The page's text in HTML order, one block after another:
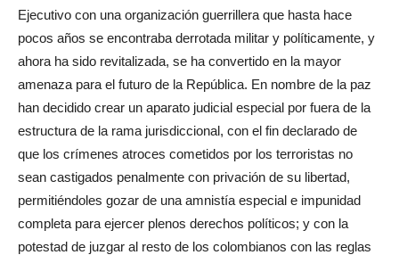
Ejecutivo con una organización guerrillera que hasta hace
pocos años se encontraba derrotada militar y políticamente, y
ahora ha sido revitalizada, se ha convertido en la mayor
amenaza para el futuro de la República. En nombre de la paz
han decidido crear un aparato judicial especial por fuera de la
estructura de la rama jurisdiccional, con el fin declarado de
que los crímenes atroces cometidos por los terroristas no
sean castigados penalmente con privación de su libertad,
permitiéndoles gozar de una amnistía especial e impunidad
completa para ejercer plenos derechos políticos; y con la
potestad de juzgar al resto de los colombianos con las reglas